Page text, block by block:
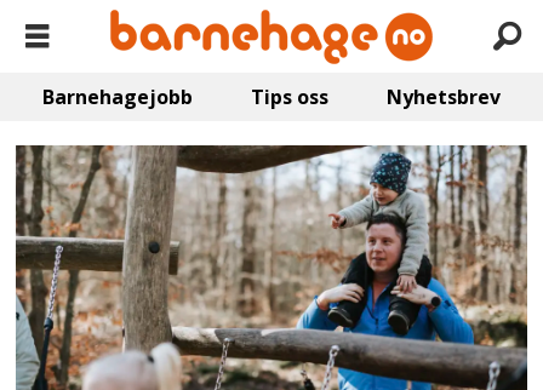
Barnehagejobb Tips oss Nyhetsbrev
Emne:
foreldrerollen